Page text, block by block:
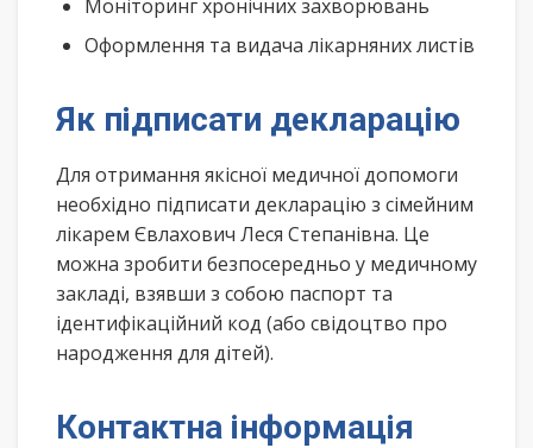
Моніторинг хронічних захворювань
Оформлення та видача лікарняних листів
Як підписати декларацію
Для отримання якісної медичної допомоги
необхідно підписати декларацію з сімейним
лікарем Євлахович Леся Степанівна. Це
можна зробити безпосередньо у медичному
закладі, взявши з собою паспорт та
ідентифікаційний код (або свідоцтво про
народження для дітей).
Контактна інформація